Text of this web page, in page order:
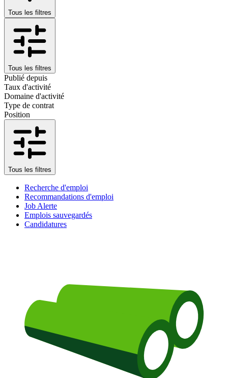
Tous les filtres
Tous les filtres
Publié depuis
Taux d'activité
Domaine d'activité
Type de contrat
Position
Tous les filtres
Recherche d'emploi
Recommandations d'emploi
Job Alerte
Emplois sauvegardés
Candidatures